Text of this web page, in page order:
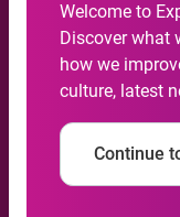
Welcome to
Discover what
how we
culture, latest
Continue
QAS ID
solution
fraude